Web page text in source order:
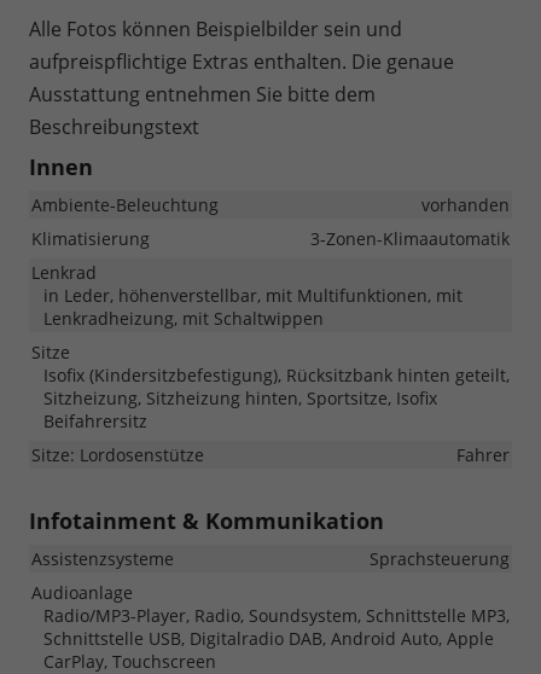
Alle Fotos können Beispielbilder sein und
aufpreispflichtige Extras enthalten. Die genaue
Ausstattung entnehmen Sie bitte dem
Beschreibungstext
Innen
Ambiente-Beleuchtung
vorhanden
Klimatisierung
3-Zonen-Klimaautomatik
Lenkrad
in Leder, höhenverstellbar, mit Multifunktionen, mit
Lenkradheizung, mit Schaltwippen
Sitze
Isofix (Kindersitzbefestigung), Rücksitzbank hinten geteilt,
Sitzheizung, Sitzheizung hinten, Sportsitze, Isofix
Beifahrersitz
Sitze: Lordosenstütze
Fahrer
Infotainment & Kommunikation
Assistenzsysteme
Sprachsteuerung
Audioanlage
Radio/MP3-Player, Radio, Soundsystem, Schnittstelle MP3,
Schnittstelle USB, Digitalradio DAB, Android Auto, Apple
CarPlay, Touchscreen